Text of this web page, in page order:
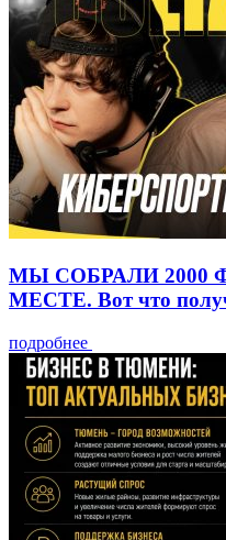
МЫ СОБРАЛИ 2000
МЕСТЕ. Вот что
подробнее